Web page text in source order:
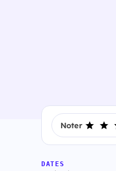
Noter
DATES